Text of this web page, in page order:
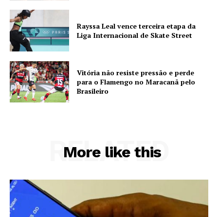
Rayssa Leal vence terceira etapa da
Liga Internacional de Skate Street
Vitória não resiste pressão e perde
para o Flamengo no Maracanã pelo
Brasileiro
More like this
RELATED